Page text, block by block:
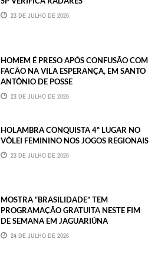
23 DE JULHO DE 2026
HOMEM É PRESO APÓS CONFUSÃO COM
FACÃO NA VILA ESPERANÇA, EM SANTO
ANTÔNIO DE POSSE
23 DE JULHO DE 2026
HOLAMBRA CONQUISTA 4º LUGAR NO
VÔLEI FEMININO NOS JOGOS REGIONAIS
23 DE JULHO DE 2026
MOSTRA “BRASILIDADE” TEM
PROGRAMAÇÃO GRATUITA NESTE FIM
DE SEMANA EM JAGUARIÚNA
24 DE JULHO DE 2026